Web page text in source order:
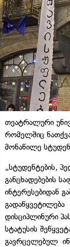
თეატრალური
რომელშიც
მონაწილე
„სტუდენტების,
განცხადებების
ინტერესებიდან
დისციპლინური
სტატუსის
გავრცელებულ